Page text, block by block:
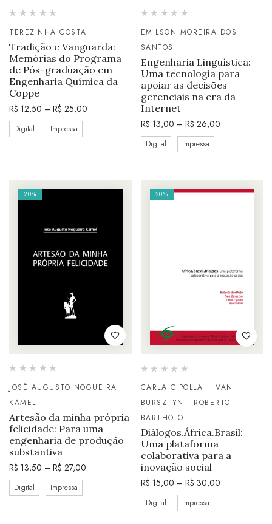
TEREZINHA COSTA
Tradição e Vanguarda:
Memórias do Programa
de Pós-graduação em
Engenharia Química da
Coppe
R$ 12,50 – R$ 25,00
Digital Impressa
EMILSON MOREIRA DOS
SANTOS
Engenharia Linguística:
Uma tecnologia para
apoiar as decisões
gerenciais na era da
Internet
R$ 13,00 – R$ 26,00
Digital Impressa
20%
JOSÉ AUGUSTO NOGUEIRA
KAMEL
Artesão da minha própria
felicidade: Para uma
engenharia de produção
substantiva
R$ 13,50 – R$ 27,00
Digital Impressa
20%
CARLA CIPOLLA
IVAN
BURSZTYN
ROBERTO
BARTHOLO
Diálogos.África.Brasil:
Uma plataforma
colaborativa para a
inovação social
R$ 15,00 – R$ 30,00
Digital Impressa